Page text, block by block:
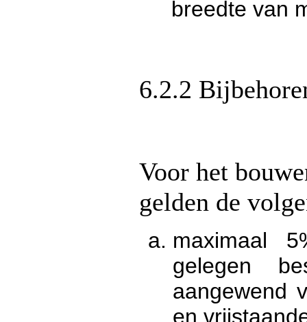
breedte van
6.2.2
Voor het
gelden de
maximaal
gelegen
aangewend
en